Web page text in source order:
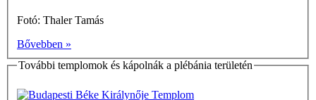
Fotó: Thaler Tamás
Bővebben »
További templomok és kápolnák a plébánia területén